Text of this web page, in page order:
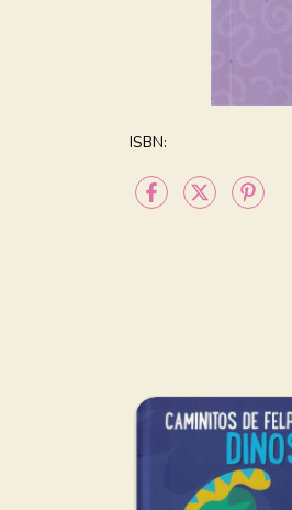
ISBN: